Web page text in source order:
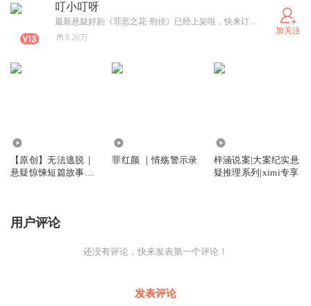
叮小叮呀
最新悬疑好剧《罪恶之花·刑侦》已经上架啦，快来订阅收听叭！世人说，恶人自有天收。 世人说，是非自有公论。 弟弟的惨死，父亲的冤死，母亲的疯癫，何来公道？ 储觅不愿信了，这所谓的公道由她自己主持吧。 罪恶的花在储觅九岁的心底埋下了种子，在昭昭天理中发芽，在灼灼人心中盛开。……《嘘，别说话 | 细思甚恐的都市刑侦悬疑多播好剧》《午夜小茶馆》《百味人生》《罪红颜》持续火热更新中~小耳朵们，寻找最特别的你
8.26万
加关注
【原创】无法逃脱｜
悬疑惊悚短篇故事簿
罪红颜 ｜情殇警示录
梓涵说案|大案纪实悬
疑推理系列|ximi专享
用户评论
还没有评论，快来发表第一个评论！
发表评论